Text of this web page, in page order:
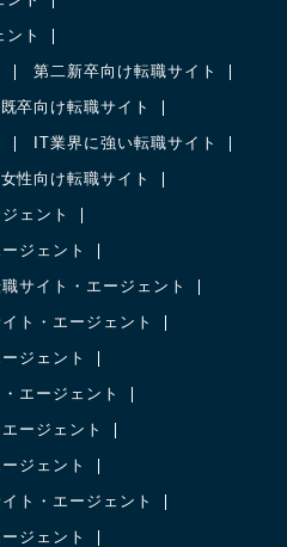
ント
第二新卒向け転職サイト
既卒向け転職サイト
IT業界に強い転職サイト
女性向け転職サイト
ェント
ジェント
サイト・エージェント
ト・エージェント
ジェント
エージェント
ージェント
ジェント
ト・エージェント
ジェント